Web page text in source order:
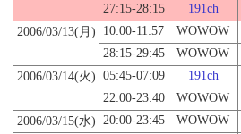
27:15-28:15
191ch
2006/03/13(月)
10:00-11:57 WOWOW
28:15-29:45
WOWOW
2006/03/14(火) 05:45-07:09 191ch
22:00-23:40
WOWOW
2006/03/15(水) 20:00-23:45 WOWOW